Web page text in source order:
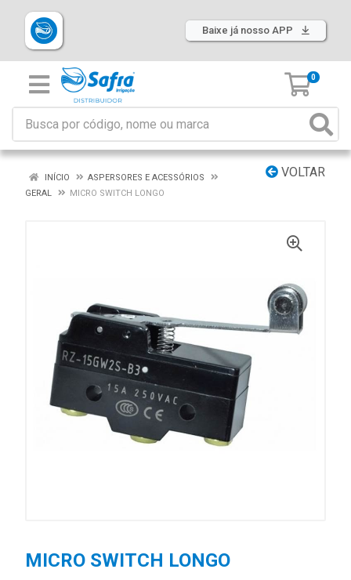
Baixe já nosso APP
0
VOLTAR
INÍCIO
ASPERSORES E ACESSÓRIOS
GERAL
MICRO SWITCH LONGO
MICRO SWITCH LONGO